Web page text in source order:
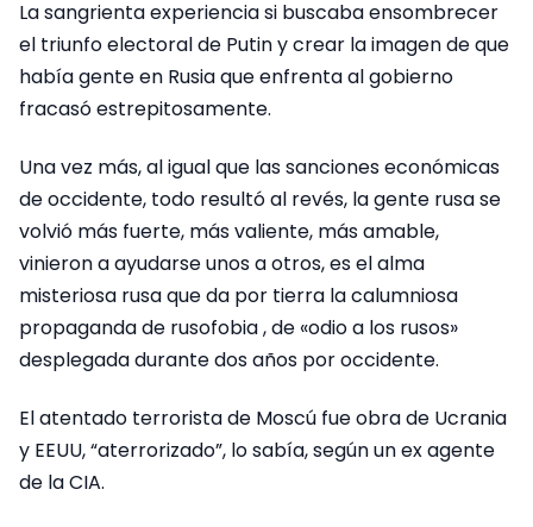
La sangrienta experiencia si buscaba ensombrecer
el triunfo electoral de Putin y crear la imagen de que
había gente en Rusia que enfrenta al gobierno
fracasó estrepitosamente.
Una vez más, al igual que las sanciones económicas
de occidente, todo resultó al revés, la gente rusa se
volvió más fuerte, más valiente, más amable,
vinieron a ayudarse unos a otros, es el alma
misteriosa rusa que da por tierra la calumniosa
propaganda de rusofobia , de «odio a los rusos»
desplegada durante dos años por occidente.
El atentado terrorista de Moscú fue obra de Ucrania
y EEUU, “aterrorizado”, lo sabía, según un ex agente
de la CIA.